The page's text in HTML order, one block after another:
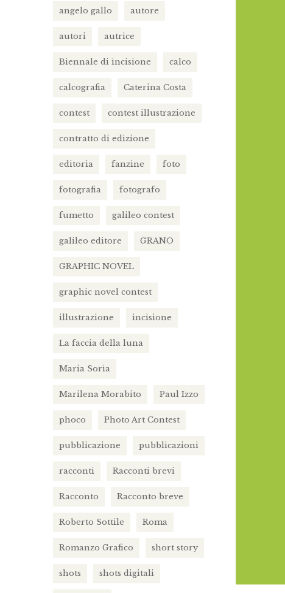
angelo gallo autore
autori autrice
Biennale di incisione calco
calcografia Caterina Costa
contest contest illustrazione
contratto di edizione
editoria fanzine foto
fotografia fotografo
fumetto galileo contest
galileo editore GRANO
GRAPHIC NOVEL
graphic novel contest
illustrazione incisione
La faccia della luna
Maria Soria
Marilena Morabito Paul Izzo
phoco Photo Art Contest
pubblicazione pubblicazioni
racconti Racconti brevi
Racconto Racconto breve
Roberto Sottile Roma
Romanzo Grafico short story
shots shots digitali